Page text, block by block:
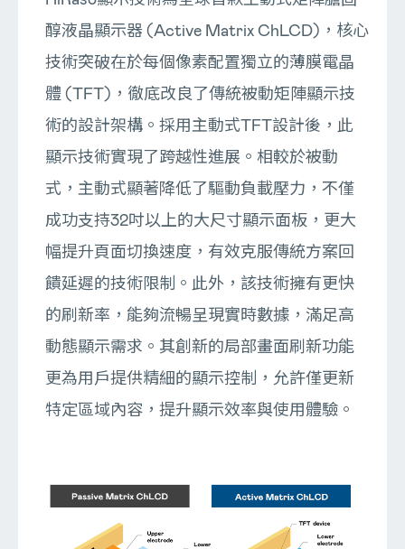
醇液晶顯示器 (Active Matrix ChLCD)，核心
技術突破在於每個像素配置獨立的薄膜電晶
體 (TFT)，徹底改良了傳統被動矩陣顯示技
術的設計架構。採用主動式TFT設計後，此
顯示技術實現了跨越性進展。相較於被動
式，主動式顯著降低了驅動負載壓力，不僅
成功支持32吋以上的大尺寸顯示面板，更大
幅提升頁面切換速度，有效克服傳統方案回
饋延遲的技術限制。此外，該技術擁有更快
的刷新率，能夠流暢呈現實時數據，滿足高
動態顯示需求。其創新的局部畫面刷新功能
更為用戶提供精細的顯示控制，允許僅更新
特定區域內容，提升顯示效率與使用體驗。